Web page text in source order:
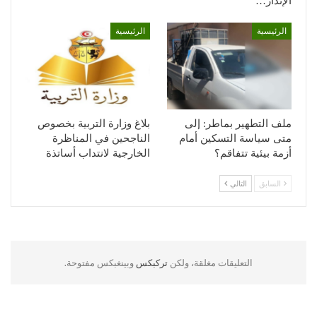
الرئيسية
ملف التطهير بماطر: إلى
متى سياسة التسكين أمام
أزمة بيئية تتفاقم؟
الرئيسية
بلاغ وزارة التربية بخصوص
الناجحين في المناظرة
الخارجية لانتداب أساتذة
السابق التالي
التعليقات مغلقة، ولكن تركبكس وبينغبكس مفتوحة.